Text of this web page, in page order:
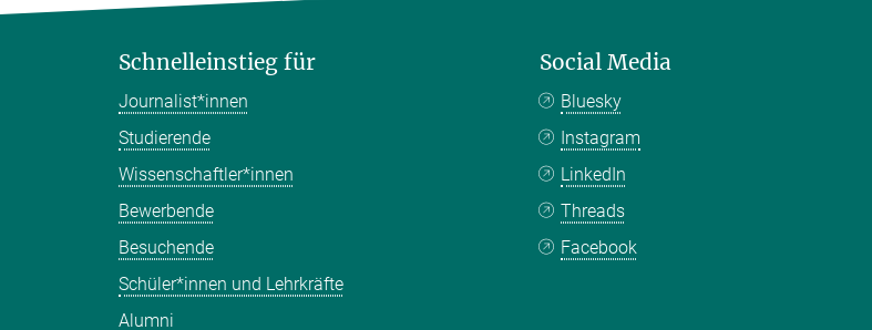
Schnelleinstieg für
Journalist*innen
Studierende
Wissenschaftler*innen
Bewerbende
Besuchende
Schüler*innen und Lehrkräfte
Alumni
Social Media
Bluesky
Instagram
LinkedIn
Threads
Facebook